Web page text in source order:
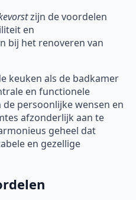
zijn de voordelen
en
bij het renoveren van
keuken als de badkamer
en functionele
persoonlijke wensen en
afzonderlijk aan te
geheel dat
en gezellige